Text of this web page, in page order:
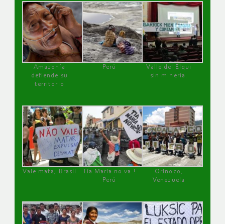
Amazonía
defiende su
territorio
Perú
Valle del Elqui
sin minería.
Vale mata, Brasil
Tía María no va !
Perú
Orinoco,
Venezuela